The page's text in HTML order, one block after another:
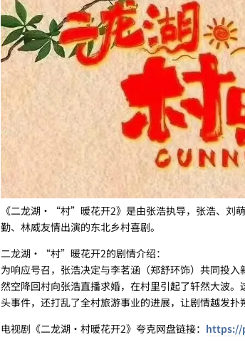
《二龙湖·“村”暖花开2》是由张浩执导，张浩、刘
勤、林威友情出演的东北乡村喜剧。
二龙湖·“村”暖花开2的剧情介绍：
为响应号召，张浩决定与李茗涵（郑舒环饰）共同投
然空降回村向张浩直播求婚，在村里引起了轩然大波
头事件，还打乱了全村旅游事业的进展，让剧情越发扑
电视剧《二龙湖·村暖花开2》夸克网盘链接： https://